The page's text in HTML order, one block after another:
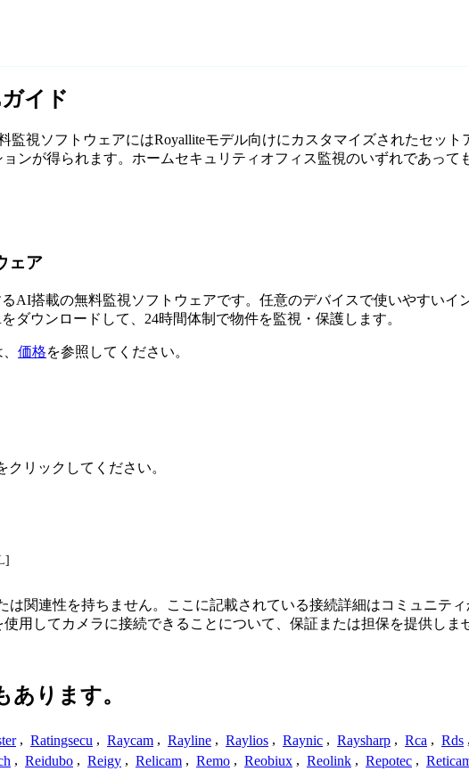
イド
監視ソフトウェアにはRoyalliteモデル向けにカスタマイズされたセッ
ンが得られます。ホームセキュリティオフィス監視のいずれであって
ェア
AI搭載の無料監視ソフトウェアです。任意のデバイスで使いやすい
ダウンロードして、24時間体制で物件を監視・保護します。
価格を参照してください。
リックしてください。
は関連性を持ちません。ここに記載されている接続詳細はコミュニテ
用してカメラに接続できることについて、保証または担保を提供しま
ります。
, Ratingsecu , Raycam , Rayline , Raylios , Raynic , Raysharp , Rca , Rds ,
, Reidubo , Reigy , Relicam , Remo , Reobiux , Reolink , Repotec ,